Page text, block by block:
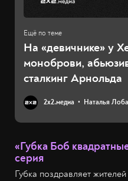
На «девичнике» у
моноброви,
сталкинг Арнольда
2х2.медиа Наталья
«Губка Боб
серия
Губка поздравляет